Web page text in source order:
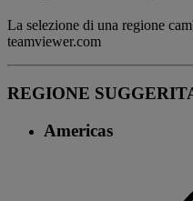
La selezione di una regione
teamviewer.com
REGIONE
Americas